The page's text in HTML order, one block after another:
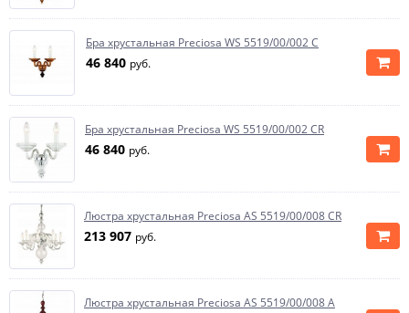
Бра хрустальная Preciosa WS 5519/00/002 C
46 840 руб.
Бра хрустальная Preciosa WS 5519/00/002 CR
46 840 руб.
Люстра хрустальная Preciosa AS 5519/00/008 CR
213 907 руб.
Люстра хрустальная Preciosa AS 5519/00/008 A